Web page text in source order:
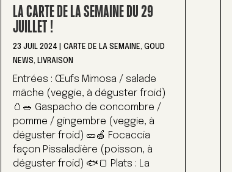
LA CARTE DE LA SEMAINE DU 29
JUILLET !
23 JUIL 2024 |CARTE DE LA SEMAINE,GOUD
NEWS, LIVRAISON
Entrées : Œufs Mimosa / salade
mâche (veggie, à déguster froid)
🥚🥗 Gaspacho de concombre /
pomme / gingembre (veggie, à
déguster froid) 🥒🍏 Focaccia
façon Pissaladière (poisson, à
déguster froid) 🐟🍞 Plats : La